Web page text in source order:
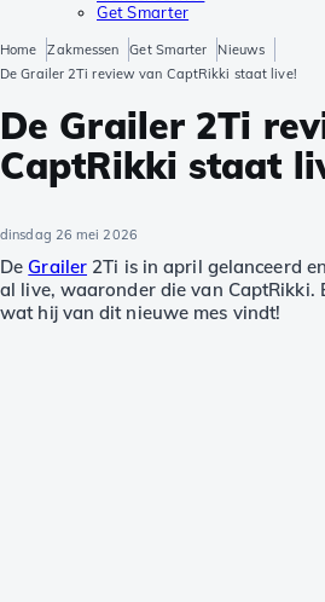
Get Smarter
Home Zakmessen Get Smarter
Nieuws
De Grailer 2Ti review van CaptRikki staat live!
De Grailer 2Ti
CaptRikki staat
dinsdag 26 mei 2026
De Grailer 2Ti is in april gelanceerd
al live, waaronder die van CaptRikki.
wat hij van dit nieuwe mes vindt!